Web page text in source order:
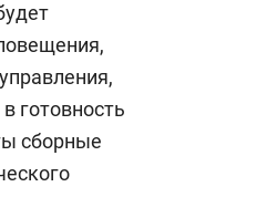
готовность
сборные